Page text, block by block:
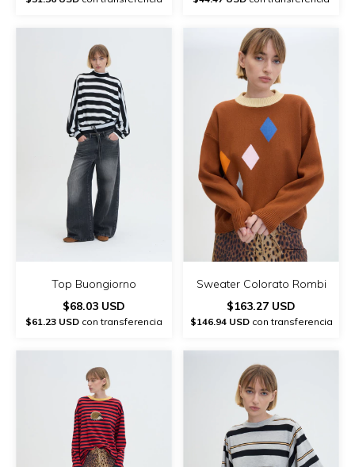
Top Buongiorno
$68.03 USD
$61.23 USD con transferencia
Sweater Colorato Rombi
$163.27 USD
$146.94 USDcon transferencia